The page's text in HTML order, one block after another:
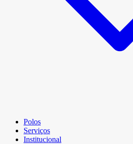
Polos
Serviços
Institucional